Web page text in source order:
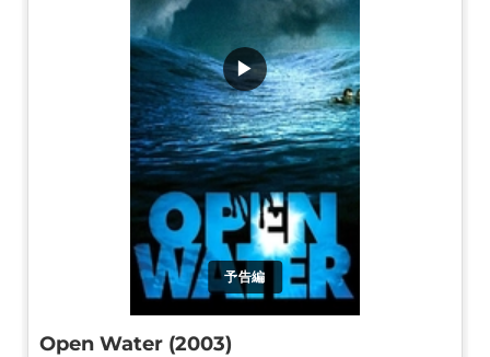
予告編
▶
Open Water (2003)